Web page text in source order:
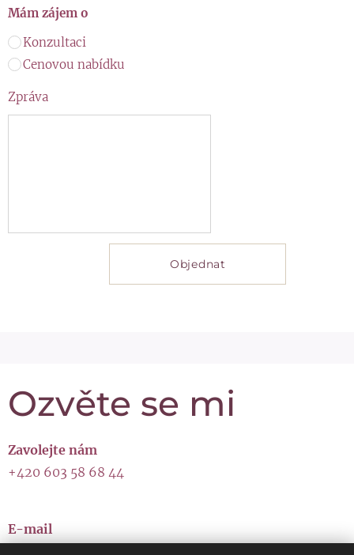
Mám zájem o
Konzultaci
Cenovou nabídku
Zpráva
Objednat
Ozvěte se mi
Zavolejte nám
+420 603 58 68 44
E-mail